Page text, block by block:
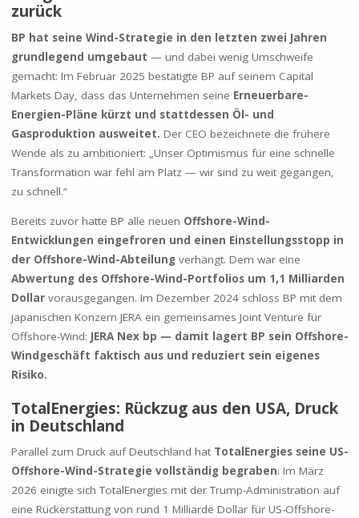
zurück
BP hat seine Wind-Strategie in den letzten zwei Jahren
grundlegend umgebaut — und dabei wenig Umschweife
gemacht: Im Februar 2025 bestätigte BP auf seinem Capital
Markets Day, dass das Unternehmen seine Erneuerbare-
Energien-Pläne kürzt und stattdessen Öl- und
Gasproduktion ausweitet. Der CEO bezeichnete die frühere
Wende als zu ambitioniert: „Unser Optimismus für eine schnelle
Transformation war fehl am Platz — wir sind zu weit gegangen,
zu schnell.“
Bereits zuvor hatte BP alle neuen Offshore-Wind-
Entwicklungen eingefroren und einen Einstellungsstopp in
der Offshore-Wind-Abteilung verhängt. Dem war eine
Abwertung des Offshore-Wind-Portfolios um 1,1 Milliarden
Dollarvorausgegangen. Im Dezember 2024 schloss BP mit dem
japanischen Konzern JERA ein gemeinsames Joint Venture für
Offshore-Wind: JERA Nex bp — damit lagert BP sein Offshore-
Windgeschäft faktisch aus und reduziert sein eigenes
Risiko.
TotalEnergies: Rückzug aus den USA, Druck
in Deutschland
Parallel zum Druck auf Deutschland hat TotalEnergies seine US-
Offshore-Wind-Strategie vollständig begraben: Im März
2026 einigte sich TotalEnergies mit der Trump-Administration auf
eine Rückerstattung von rund 1 Milliarde Dollar für US-Offshore-